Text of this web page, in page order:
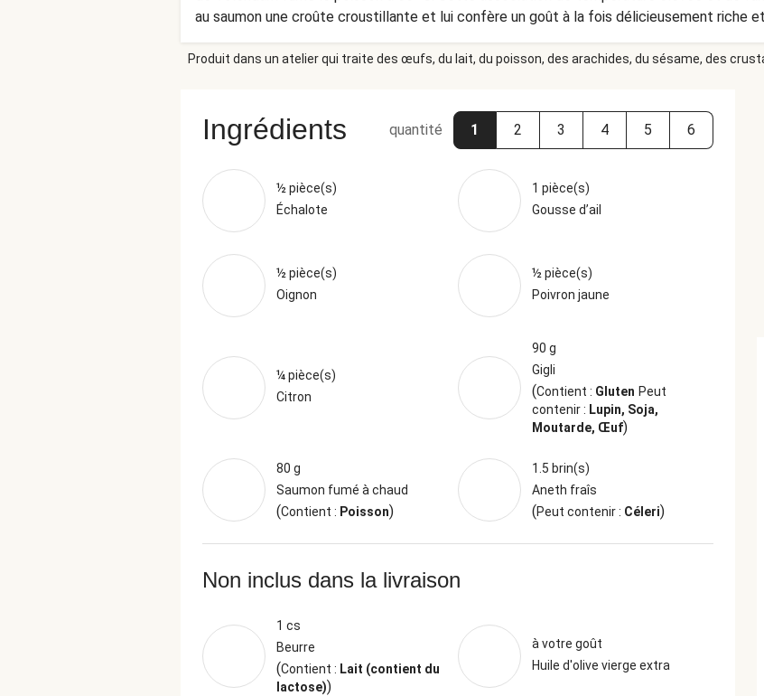
au saumon une croûte croustillante et lui confère un goût à la fois délicieusement riche
Produit dans un atelier qui traite des œufs, du lait, du poisson, des arachides, du sésame, des
Ingrédients quantité 1 2 3 4 5 6
½ pièce(s)
Échalote
1 pièce(s)
Gousse d’ail
½ pièce(s)
Oignon
½ pièce(s)
Poivron jaune
¼ pièce(s)
Citron
90 g
Gigli
(Contient : Gluten Peut
contenir : Lupin, Soja,
Moutarde, Œuf)
80 g
Saumon fumé à chaud
(Contient : Poisson)
1.5 brin(s)
Aneth fraîs
(Peut contenir : Céleri)
Non inclus dans la livraison
1 cs
Beurre
(Contient : Lait (contient du
lactose))
à votre goût
Huile d'olive vierge extra